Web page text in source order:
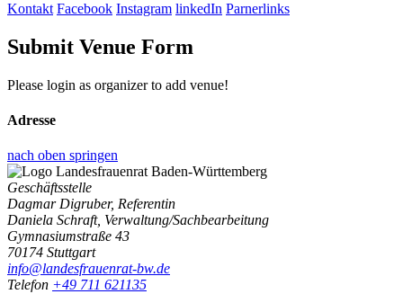
Kontakt Facebook Instagram linkedIn Parnerlinks
Submit Venue Form
Please login as organizer to add venue!
Adresse
nach oben springen
Geschäftsstelle
Dagmar Digruber, Referentin
Daniela Schraft, Verwaltung/Sachbearbeitung
Gymnasiumstraße 43
70174 Stuttgart
info@landesfrauenrat-bw.de
Telefon +49 711 621135